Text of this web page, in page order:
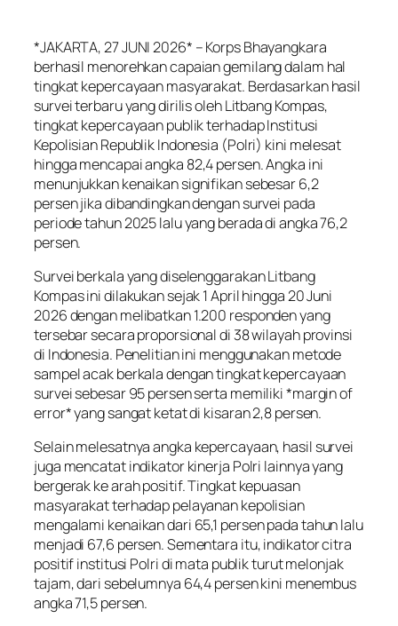
*JAKARTA, 27 JUNI 2026* – Korps Bhayangkara
berhasil menorehkan capaian gemilang dalam hal
tingkat kepercayaan masyarakat. Berdasarkan hasil
survei terbaru yang dirilis oleh Litbang Kompas,
tingkat kepercayaan publik terhadap Institusi
Kepolisian Republik Indonesia (Polri) kini melesat
hingga mencapai angka 82,4 persen. Angka ini
menunjukkan kenaikan signifikan sebesar 6,2
persen jika dibandingkan dengan survei pada
periode tahun 2025 lalu yang berada di angka 76,2
persen.
Survei berkala yang diselenggarakan Litbang
Kompas ini dilakukan sejak 1 April hingga 20 Juni
2026 dengan melibatkan 1.200 responden yang
tersebar secara proporsional di 38 wilayah provinsi
di Indonesia. Penelitian ini menggunakan metode
sampel acak berkala dengan tingkat kepercayaan
survei sebesar 95 persen serta memiliki *margin of
error* yang sangat ketat di kisaran 2,8 persen.
Selain melesatnya angka kepercayaan, hasil survei
juga mencatat indikator kinerja Polri lainnya yang
bergerak ke arah positif. Tingkat kepuasan
masyarakat terhadap pelayanan kepolisian
mengalami kenaikan dari 65,1 persen pada tahun lalu
menjadi 67,6 persen. Sementara itu, indikator citra
positif institusi Polri di mata publik turut melonjak
tajam, dari sebelumnya 64,4 persen kini menembus
angka 71,5 persen.